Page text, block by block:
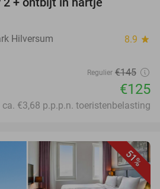
Hilversum 8.9 star
Regulier €145
€125
ca. €3,68 p.p.p.n. toeristenbelasting
51%